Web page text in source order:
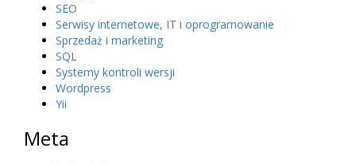
SEO
Serwisy internetowe, IT i oprogramowanie
Sprzedaż i marketing
SQL
Systemy kontroli wersji
Wordpress
Yii
Meta